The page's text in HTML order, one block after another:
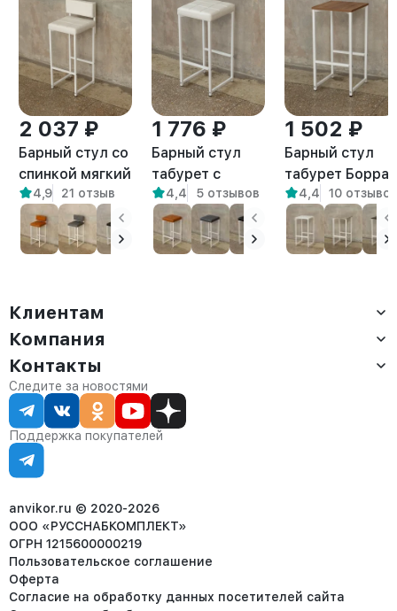
2 037 ₽
Барный стул со
спинкой мягкий
лофт Тоба
белый/белый
4,9 21 отзыв
1 776 ₽
Барный стул
табурет с
мягким
сиденьем Нио
белый/белый
4,4 5 отзывов
1 502 ₽
Барный стул
табурет Борра
белый/
амаретто
4,4 10 отзывов
Клиентам
Доставка
Оплата
Сервис
Статус заказа
Статьи
Компания
О компании
Контакты
Партнёрам
Контакты
Отдел продаж:
8 (800) 234-22-62
corp@anvikor.ru
Ежедневно, с 7:00-19:00 (МСК)
Отдел рекламации:
8 (953) 455-25-61
Следите за новостями
Поддержка покупателей
anvikor.ru © 2020-2026
ООО «РУССНАБКОМПЛЕКТ»
ОГРН 1215600000219
Пользовательское соглашение
Оферта
Согласие на обработку данных посетителей сайта